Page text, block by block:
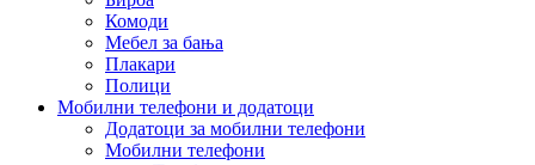
Комоди
Мебел за бања
Плакари
Полици
Мобилни телефони и додатоци
Додатоци за мобилни телефони
Мобилни телефони